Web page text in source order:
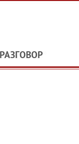
РАЗГОВОР